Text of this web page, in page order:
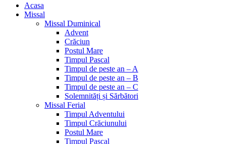
Acasa
Missal
Missal Duminical
Advent
Crăciun
Postul Mare
Timpul Pascal
Timpul de peste an – A
Timpul de peste an – B
Timpul de peste an – C
Solemnități și Sărbători
Missal Ferial
Timpul Adventului
Timpul Crăciunului
Postul Mare
Timpul Pascal